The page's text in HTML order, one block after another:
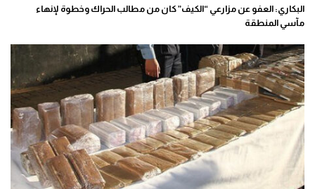
البكاري: العفو عن مزارعي “الكيف” كان من مطالب الحراك وخطوة لإنهاء
مآسي المنطقة